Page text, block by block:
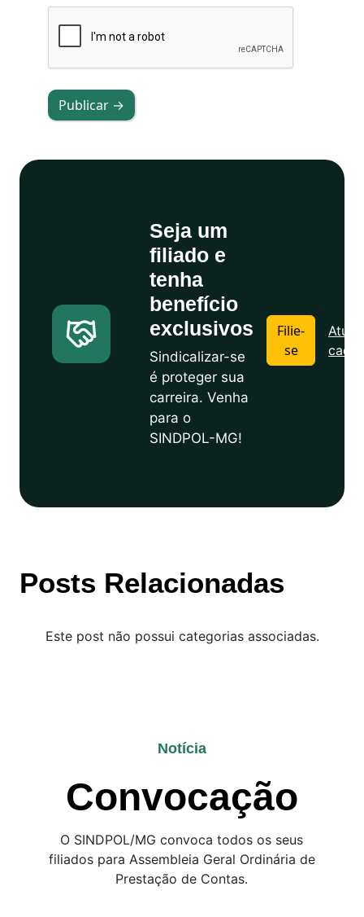
Publicar →
Seja um
filiado e
tenha
benefício
exclusivos
Sindicalizar-se
é proteger sua
carreira. Venha
para o
SINDPOL-MG!
Filie-
se
Posts Relacionadas
Este post não possui categorias associadas.
Notícia
Convocação
O SINDPOL/MG convoca todos os seus
filiados para Assembleia Geral Ordinária de
Prestação de Contas.